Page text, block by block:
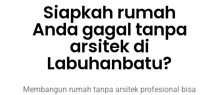
Siapkah rumah
Anda gagal tanpa
arsitek di
Labuhanbatu?
Membangun rumah tanpa arsitek profesional bisa